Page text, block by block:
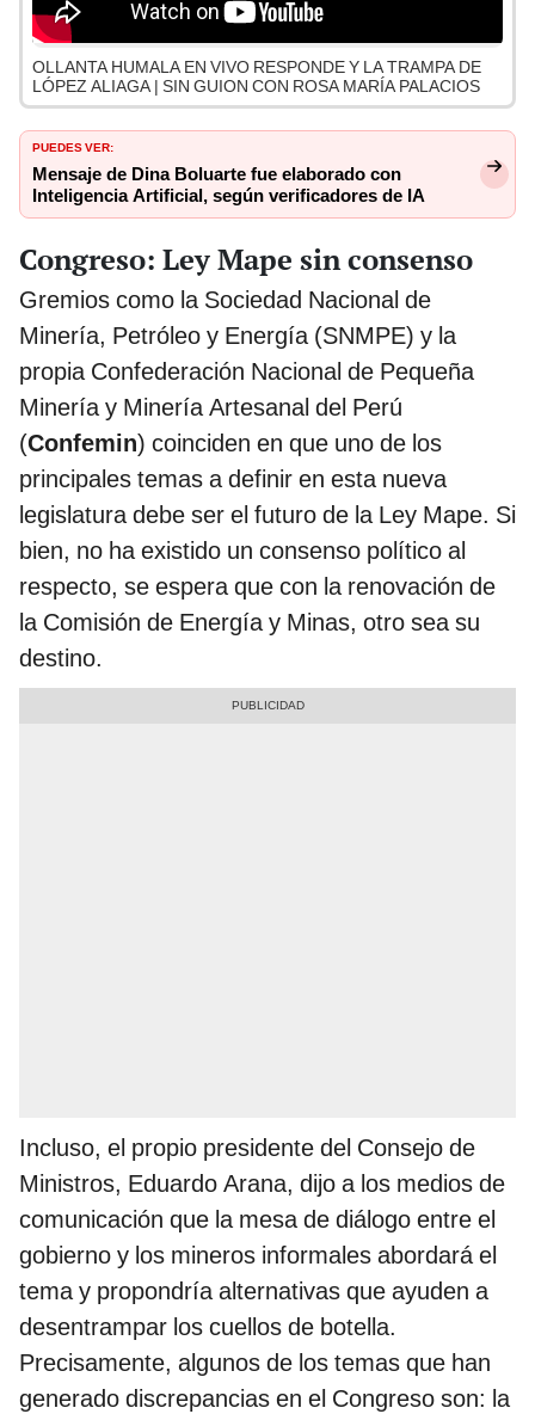
OLLANTA HUMALA EN VIVO RESPONDE Y LA TRAMPA DE
LÓPEZ ALIAGA | SIN GUION CON ROSA MARÍA PALACIOS
PUEDES VER:
Mensaje de Dina Boluarte fue elaborado con
Inteligencia Artificial, según verificadores de IA
Congreso: Ley Mape sin consenso
Gremios como la Sociedad Nacional de
Minería, Petróleo y Energía (SNMPE) y la
propia Confederación Nacional de Pequeña
Minería y Minería Artesanal del Perú
(Confemin) coinciden en que uno de los
principales temas a definir en esta nueva
legislatura debe ser el futuro de la Ley Mape. Si
bien, no ha existido un consenso político al
respecto, se espera que con la renovación de
la Comisión de Energía y Minas, otro sea su
destino.
Incluso, el propio presidente del Consejo de
Ministros, Eduardo Arana, dijo a los medios de
comunicación que la mesa de diálogo entre el
gobierno y los mineros informales abordará el
tema y propondría alternativas que ayuden a
desentrampar los cuellos de botella.
Precisamente, algunos de los temas que han
generado discrepancias en el Congreso son: la